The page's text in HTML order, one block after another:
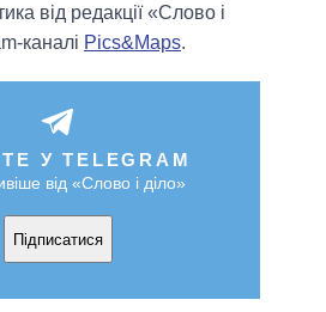
від редакції «Слово і
каналі Pics&Maps.
У TELEGRAM
від «Слово і діло»
Підписатися